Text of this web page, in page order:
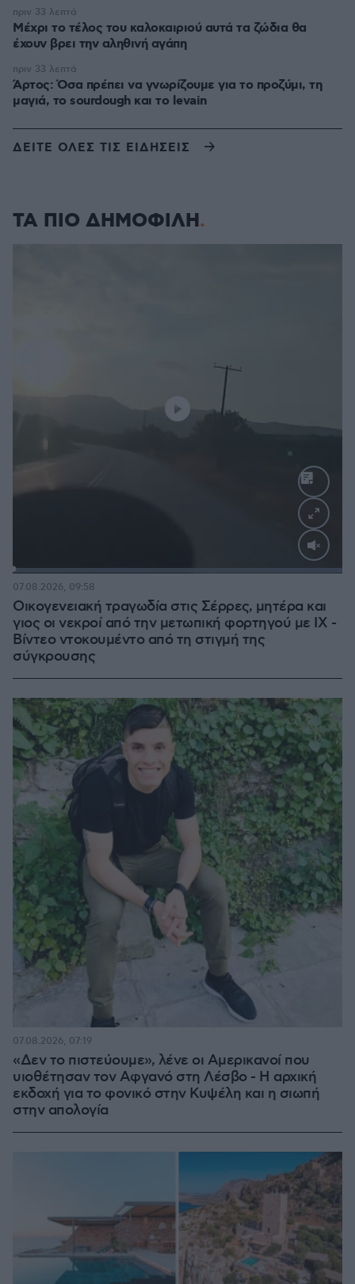
Μέχρι το τέλος του καλοκαιριού αυτά τα ζώδια θα
έχουν βρει την αληθινή αγάπη
πριν 33 λεπτά
Άρτος: Όσα πρέπει να γνωρίζουμε για το προζύμι, τη
μαγιά, το sourdough και το levain
πριν 33 λεπτά
ΔΕΙΤΕ ΟΛΕΣ ΤΙΣ ΕΙΔΗΣΕΙΣ
ΤΑ ΠΙΟ ΔΗΜΟΦΙΛΗ
Loaded:
Οικογενειακή τραγωδία στις Σέρρες, μητέρα και
γιος οι νεκροί από την μετωπική φορτηγού με ΙΧ -
Βίντεο ντοκουμέντο από τη στιγμή της
σύγκρουσης
07.08.2026, 09:58
«Δεν το πιστεύουμε», λένε οι Αμερικανοί που
υιοθέτησαν τον Αφγανό στη Λέσβο - Η αρχική
εκδοχή για το φονικό στην Κυψέλη και η σιωπή
στην απολογία
07.08.2026, 07:19